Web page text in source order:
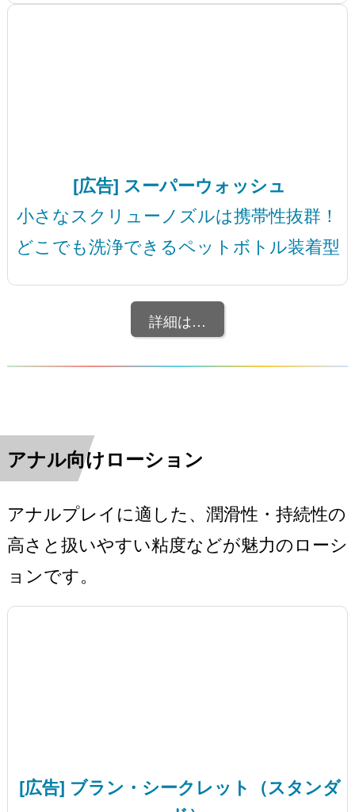
[広告] スーパーウォッシュ
小さなスクリューノズルは携帯性抜群！
どこでも洗浄できるペットボトル装着型
詳細は…
アナル向けローション
アナルプレイに適した、潤滑性・持続性の
高さと扱いやすい粘度などが魅力のローシ
ョンです。
[広告] ブラン・シークレット（スタンダ